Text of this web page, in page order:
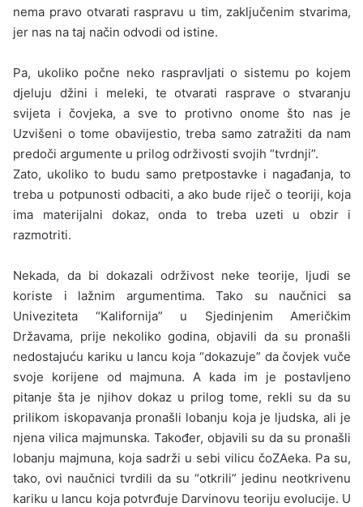
nema pravo otvarati raspravu u tim, zaključenim stvarima,
jer nas na taj način odvodi od istine.
Pa, ukoliko počne neko raspravljati o sistemu po kojem
djeluju džini i meleki, te otvarati rasprave o stvaranju
svijeta i čovjeka, a sve to protivno onome što nas je
Uzvišeni o tome obavijestio, treba samo zatražiti da nam
predoči argumente u prilog održivosti svojih “tvrdnji”.
Zato, ukoliko to budu samo pretpostavke i nagađanja, to
treba u potpunosti odbaciti, a ako bude riječ o teoriji, koja
ima materijalni dokaz, onda to treba uzeti u obzir i
razmotriti.
Nekada, da bi dokazali održivost neke teorije, ljudi se
koriste i lažnim argumentima. Tako su naučnici sa
Univeziteta “Kalifornija” u Sjedinjenim Američkim
Državama, prije neko­liko godina, objavili da su pronašli
nedostajuću kariku u lancu koja “dokazuje” da čovjek vuče
svoje korijene od majmuna. A kada im je postavljeno
pitanje šta je njihov dokaz u prilog tome, rekli su da su
prilikom iskopavanja pronašli lobanju koja je ljudska, ali je
njena vilica majmunska. Također, objavili su da su pronašli
lobanju majmuna, koja sadrži u sebi vilicu čoZAeka. Pa su,
tako, ovi naučnici tvrdili da su “otkrili” jedinu neotkrivenu
kariku u lancu koja potvrđuje Darvinovu teoriju evolucije. U